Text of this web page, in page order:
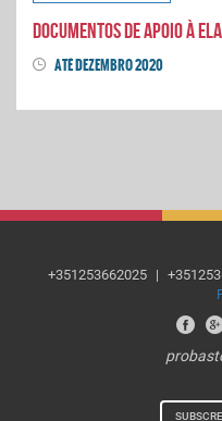
Documentos de apoio à
ATÉ DEZEMBRO 2020
+351253662025 |